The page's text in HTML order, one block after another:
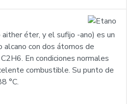
éter, y el sufijo -ano) es un
alcano con dos átomos de
En condiciones normales
combustible. Su punto de
°C.